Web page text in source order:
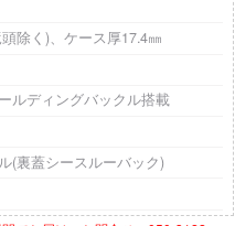
除く)、ケース厚17.4㎜
ルディングバックル搭載
(裏蓋シースルーバック)